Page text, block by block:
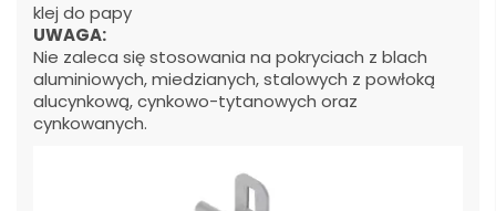
klej do papy
UWAGA:
Nie zaleca się stosowania na pokryciach z blach
aluminiowych, miedzianych, stalowych z powłoką
alucynkową, cynkowo-tytanowych oraz
cynkowanych.